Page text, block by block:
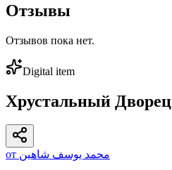
Отзывы
Отзывов пока нет.
Digital item
Хрустальный Дворец
от محمد يوسف شاهين